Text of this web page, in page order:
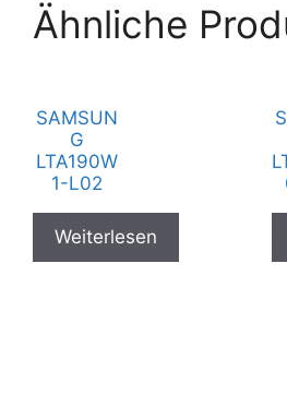
Ähnliche
SAMSUN
G
LTA190W
1-L02
Weiterlesen